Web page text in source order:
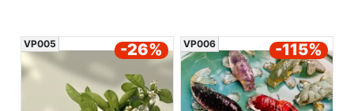
VP005 -26% VP006 -115%